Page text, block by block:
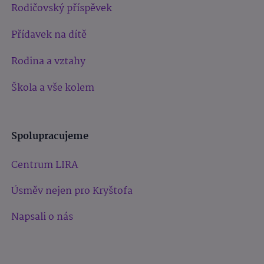
Rodičovský příspěvek
Přídavek na dítě
Rodina a vztahy
Škola a vše kolem
Spolupracujeme
Centrum LIRA
Úsměv nejen pro Kryštofa
Napsali o nás